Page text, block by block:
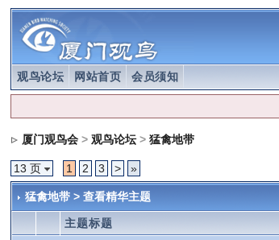
观鸟论坛 网站首页 会员须知
厦门观鸟会 >观鸟论坛>猛禽地带
13 页 1 2 3 > »
猛禽地带 >查看精华主题
主题标题